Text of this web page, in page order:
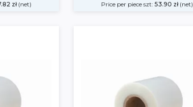
zł(net) Price per piece szt: 53.90 zł(net)